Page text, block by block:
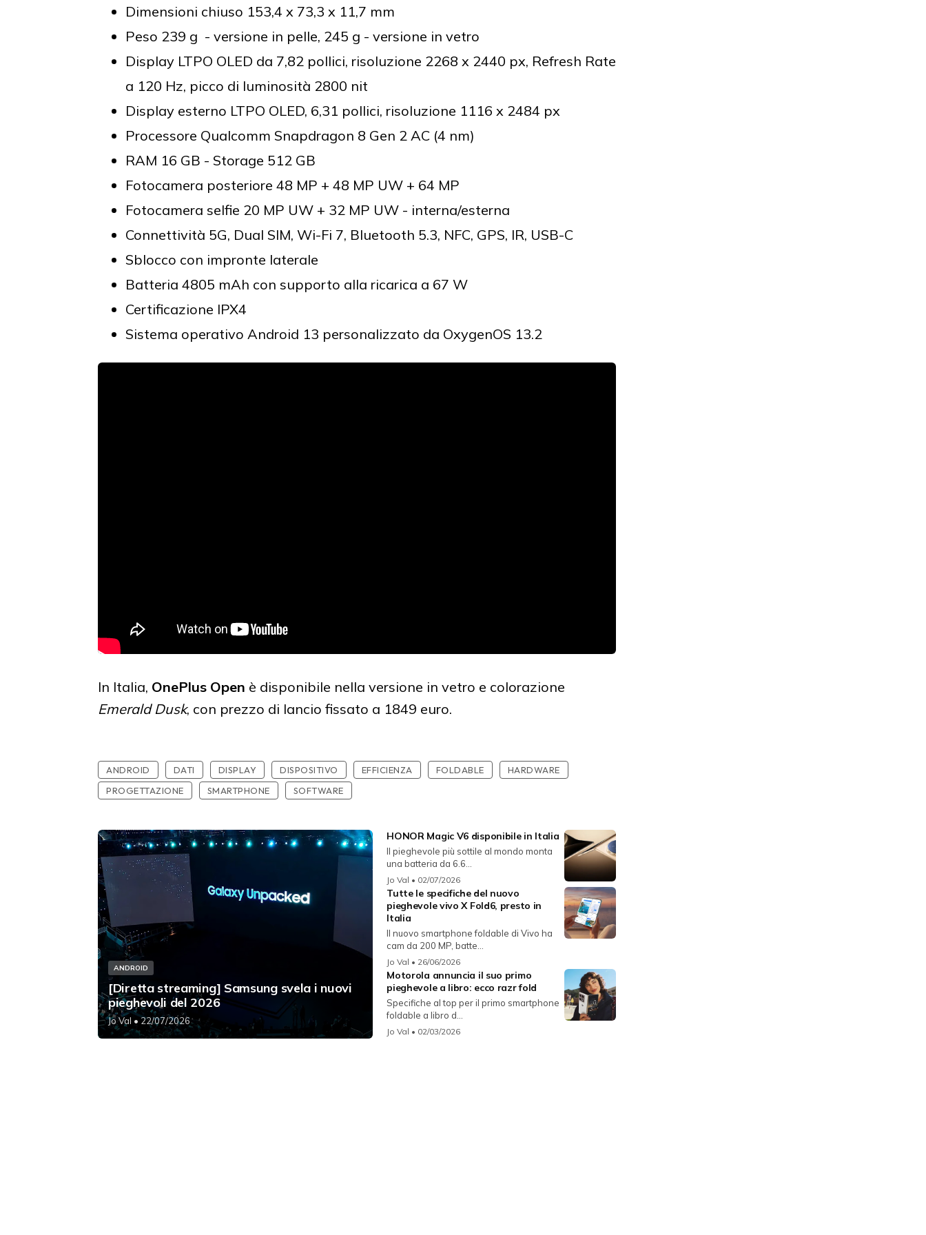
Dimensioni chiuso 153,4 x 73,3 x 11,7 mm
Peso 239 g - versione in pelle, 245 g - versione in vetro
Display LTPO OLED da 7,82 pollici, risoluzione 2268 x 2440 px, Refresh Rate
a 120 Hz, picco di luminosità 2800 nit
Display esterno LTPO OLED, 6,31 pollici, risoluzione 1116 x 2484 px
Processore Qualcomm Snapdragon 8 Gen 2 AC (4 nm)
RAM 16 GB - Storage 512 GB
Fotocamera posteriore 48 MP + 48 MP UW + 64 MP
Fotocamera selfie 20 MP UW + 32 MP UW - interna/esterna
Connettività 5G, Dual SIM, Wi-Fi 7, Bluetooth 5.3, NFC, GPS, IR, USB-C
Sblocco con impronte laterale
Batteria 4805 mAh con supporto alla ricarica a 67 W
Certificazione IPX4
Sistema operativo Android 13 personalizzato da OxygenOS 13.2
In Italia, OnePlus Open è disponibile nella versione in vetro e colorazione
Emerald Dusk, con prezzo di lancio fissato a 1849 euro.
ANDROID DATI DISPLAY DISPOSITIVO EFFICIENZA FOLDABLE
HARDWARE
PROGETTAZIONE
SMARTPHONE SOFTWARE
ANDROID
[Diretta streaming] Samsung svela i nuovi
pieghevoli del 2026
Jo Val • 22/07/2026
HONOR Magic V6 disponibile in Italia
Il pieghevole più sottile al mondo monta
una batteria da 6.6...
Jo Val • 02/07/2026
Tutte le specifiche del nuovo
pieghevole vivo X Fold6, presto in
Italia
Il nuovo smartphone foldable di Vivo ha
cam da 200 MP, batte...
Jo Val • 26/06/2026
Motorola annuncia il suo primo
pieghevole a libro: ecco razr fold
Specifiche al top per il primo smartphone
foldable a libro d...
Jo Val • 02/03/2026